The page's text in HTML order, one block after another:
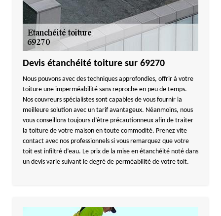
Devis étanchéité toiture sur 69270
Nous pouvons avec des techniques approfondies, offrir à votre
toiture une imperméabilité sans reproche en peu de temps.
Nos couvreurs spécialistes sont capables de vous fournir la
meilleure solution avec un tarif avantageux. Néanmoins, nous
vous conseillons toujours d’être précautionneux afin de traiter
la toiture de votre maison en toute commodité. Prenez vite
contact avec nos professionnels si vous remarquez que votre
toit est infiltré d’eau. Le prix de la mise en étanchéité noté dans
un devis varie suivant le degré de perméabilité de votre toit.